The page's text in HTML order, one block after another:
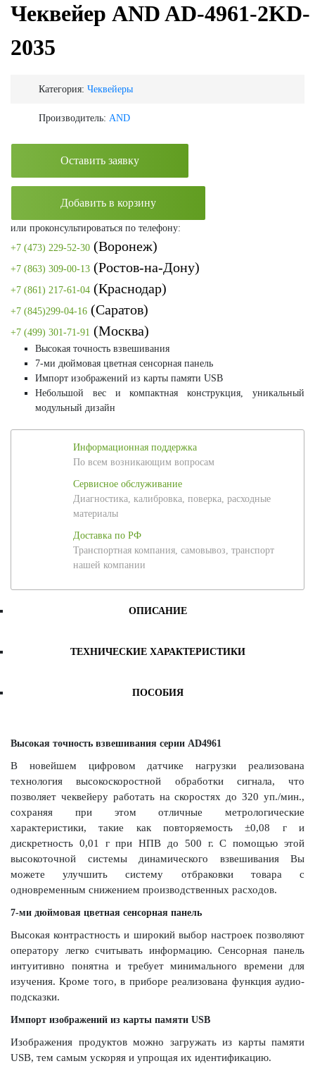
Чеквейер AND AD-4961-2KD-
2035
Категория: Чеквейеры
Производитель: AND
Оставить заявку
Добавить в корзину
или проконсультироваться по телефону:
+7 (473) 229-52-30 (Воронеж)
+7 (863) 309-00-13 (Ростов-на-Дону)
+7 (861) 217-61-04 (Краснодар)
+7 (845)299-04-16 (Саратов)
+7 (499) 301-71-91 (Москва)
Высокая точность взвешивания
7-ми дюймовая цветная сенсорная панель
Импорт изображений из карты памяти USB
Небольшой вес и компактная конструкция, уникальный
модульный дизайн
Информационная поддержка
По всем возникающим вопросам
Сервисное обслуживание
Диагностика, калибровка, поверка, расходные
материалы
Доставка по РФ
Транспортная компания, самовывоз, транспорт
нашей компании
ОПИСАНИЕ
ТЕХНИЧЕСКИЕ ХАРАКТЕРИСТИКИ
ПОСОБИЯ
Высокая точность взвешивания серии AD4961
В новейшем цифровом датчике нагрузки реализована
технология высокоскоростной обработки сигнала, что
позволяет чеквейеру работать на скоростях до 320 уп./мин.,
сохраняя при этом отличные метрологические
характеристики, такие как повторяемость ±0,08 г и
дискретность 0,01 г при НПВ до 500 г. С помощью этой
высокоточной системы динамического взвешивания Вы
можете улучшить систему отбраковки товара с
одновременным снижением производственных расходов.
7-ми дюймовая цветная сенсорная панель
Высокая контрастность и широкий выбор настроек позволяют
оператору легко считывать информацию. Сенсорная панель
интуитивно понятна и требует минимального времени для
изучения. Кроме того, в приборе реализована функция аудио-
подсказки.
Импорт изображений из карты памяти USB
Изображения продуктов можно загружать из карты памяти
USB, тем самым ускоряя и упрощая их идентификацию.